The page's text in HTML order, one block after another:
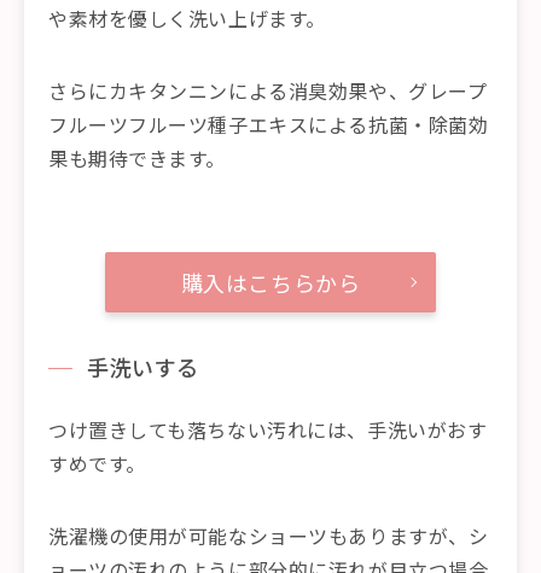
や素材を優しく洗い上げます。
さらにカキタンニンによる消臭効果や、グレープ
フルーツフルーツ種子エキスによる抗菌・除菌効
果も期待できます。
購入はこちらから
手洗いする
つけ置きしても落ちない汚れには、手洗いがおす
すめです。
洗濯機の使用が可能なショーツもありますが、シ